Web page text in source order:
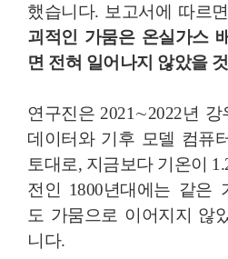
했습니다. 보고서에 따르면
괴적인 가뭄은 온실가스
면 전혀 일어나지 않았을
연구진은 2021∼2022년
데이터와 기후 모델 컴퓨
토대로, 지금보다 기온이
전인 1800년대에는 같은
도 가뭄으로 이어지지 않
니다.